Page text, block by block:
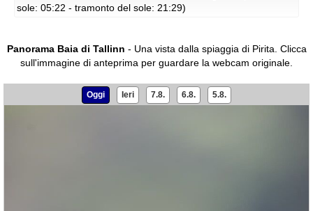
sole: 05:22 - tramonto del sole: 21:29)
Panorama Baia di Tallinn - Una vista dalla spiaggia di Pirita. Clicca
sull'immagine di anteprima per guardare la webcam originale.
Oggi Ieri 7.8. 6.8. 5.8.